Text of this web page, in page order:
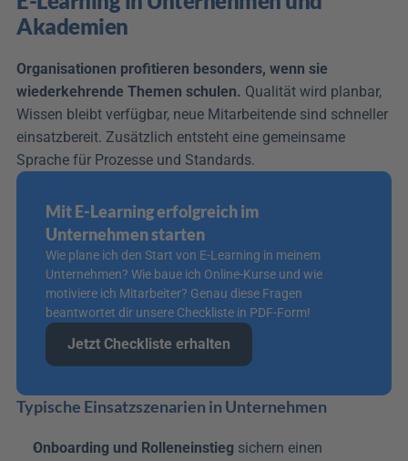
Akademien
Organisationen profitieren besonders, wenn sie
wiederkehrende Themen schulen. Qualität wird planbar,
Wissen bleibt verfügbar, neue Mitarbeitende sind schneller
einsatzbereit. Zusätzlich entsteht eine gemeinsame
Sprache für Prozesse und Standards.
Mit E-Learning erfolgreich im
Unternehmen starten
Wie plane ich den Start von E-Learning in meinem
Unternehmen? Wie baue ich Online-Kurse und wie
motiviere ich Mitarbeiter? Genau diese Fragen
beantwortet dir unsere Checkliste in PDF-Form!
Jetzt Checkliste erhalten
Typische Einsatzszenarien in Unternehmen
Onboarding und Rolleneinstieg sichern einen